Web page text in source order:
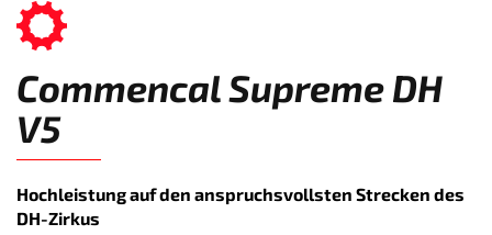
Commencal Supreme DH
V5
Hochleistung auf den anspruchsvollsten Strecken des
DH-Zirkus